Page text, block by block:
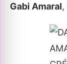
Gabi Amaral,